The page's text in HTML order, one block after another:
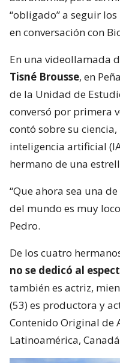
“obligado” a seguir
en conversación con
En una videollamada
Tisné Brousse, en
de la Unidad de
conversó por primera
contó sobre su
inteligencia artificial
hermano de una
“Que ahora sea una
del mundo es muy
Pedro.
De los cuatro
no se dedicó al
también es actriz,
(53) es productora y
Contenido Original de
Latinoamérica,